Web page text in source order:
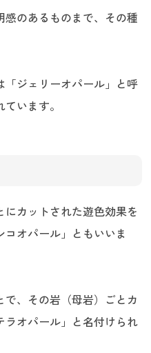
感のあるものまで、その種
ジェリーオパール」と呼
います。
カットされた遊色効果を
オパール」ともいいま
で、その岩（母岩）ごとカ
ラオパール」と名付けられ